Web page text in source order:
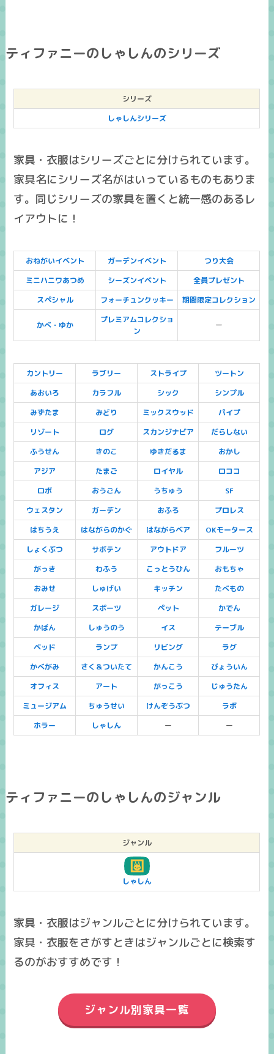
ティファニーのしゃしんのシリーズ
シリーズ
しゃしんシリーズ
家具・衣服はシリーズごとに分けられています。
家具名にシリーズ名がはいっているものもありま
す。同じシリーズの家具を置くと統一感のあるレ
イアウトに！
おねがいイベント ガーデンイベント
つり大会
ミニハニワあつめ
シーズンイベント
全員プレゼント
スペシャル
フォーチュンクッキー 期間限定コレクション
かべ・ゆか
プレミアムコレクショ
ン
ー
カントリー ラブリー ストライプ
ツートン
あおいろ
カラフル シック
シンプル
みずたま
みどり ミックスウッド
パイプ
リゾート
ログ スカンジナビア
だらしない
ふうせん
きのこ ゆきだるま
おかし
アジア
たまご ロイヤル
ロココ
ロボ
おうごん うちゅう
SF
ウェスタン
ガーデン おふろ
プロレス
はちうえ
はながらのかぐ はながらベア
OKモータース
しょくぶつ
サボテン アウトドア
フルーツ
がっき
わふう こっとうひん
おもちゃ
おみせ
しゅげい キッチン
たべもの
ガレージ
スポーツ ペット
かでん
かばん
しゅうのう イス
テーブル
ベッド
ランプ リビング
ラグ
かべがみ
さく＆ついたて かんこう
びょういん
オフィス
アート がっこう
じゅうたん
ミュージアム
ちゅうせい けんぞうぶつ
ラボ
ホラー
しゃしん ー ー
ティファニーのしゃしんのジャンル
ジャンル
しゃしん
家具・衣服はジャンルごとに分けられています。
家具・衣服をさがすときはジャンルごとに検索す
るのがおすすめです！
ジャンル別家具一覧